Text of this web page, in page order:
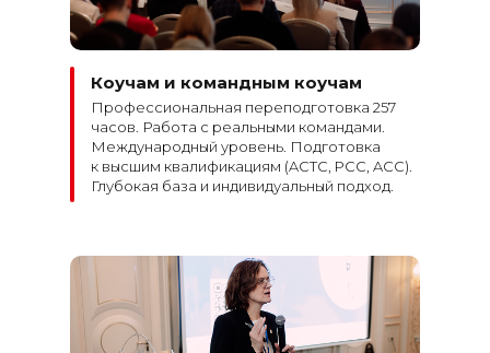
Коучам и командным коучам
Профессиональная переподготовка 257
часов. Работа с реальными командами.
Международный уровень. Подготовка
к высшим квалификациям (ACTC, PCC, ACC).
Глубокая база и индивидуальный подход.